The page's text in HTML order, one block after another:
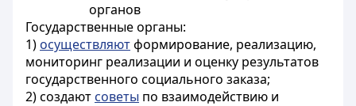
органов
Государственные органы:
1) осуществляютформирование, реализацию,
мониторинг реализации и оценку результатов
государственного социального заказа;
2) создают советы по взаимодействию и